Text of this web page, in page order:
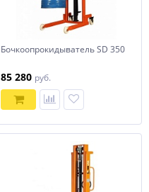
Бочкоопрокидыватель SD 350
85 280 руб.